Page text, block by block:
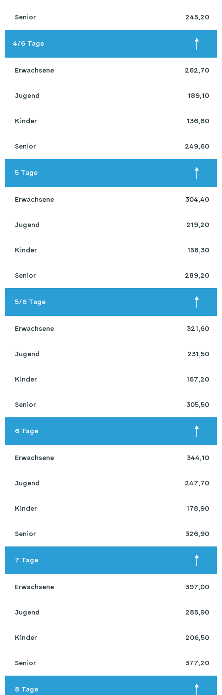
Senior 245,20
4/6 Tage
Erwachsene 262,70
Jugend 189,10
Kinder 136,60
Senior 249,60
5 Tage
Erwachsene 304,40
Jugend 219,20
Kinder 158,30
Senior 289,20
5/6 Tage
Erwachsene 321,60
Jugend 231,50
Kinder 167,20
Senior 305,50
6 Tage
Erwachsene 344,10
Jugend 247,70
Kinder 178,90
Senior 326,90
7 Tage
Erwachsene 397,00
Jugend 285,90
Kinder 206,50
Senior 377,20
8 Tage